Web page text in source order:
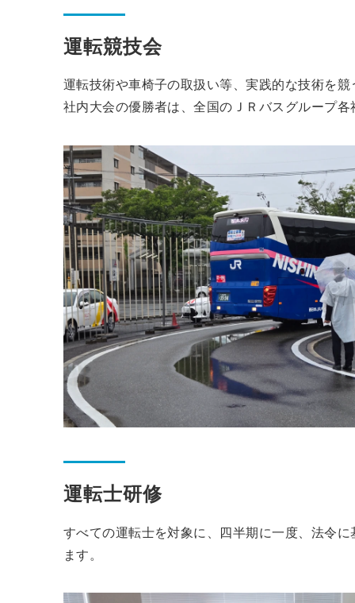
運転競技会
運転技術や車椅子の取扱い等、実践的な技術を
社内大会の優勝者は、全国のＪＲバスグループ
運転士研修
すべての運転士を対象に、四半期に一度、法令
ます。